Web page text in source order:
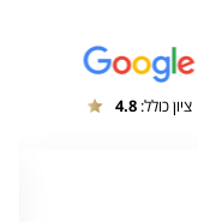
ציון כולל: 4.8